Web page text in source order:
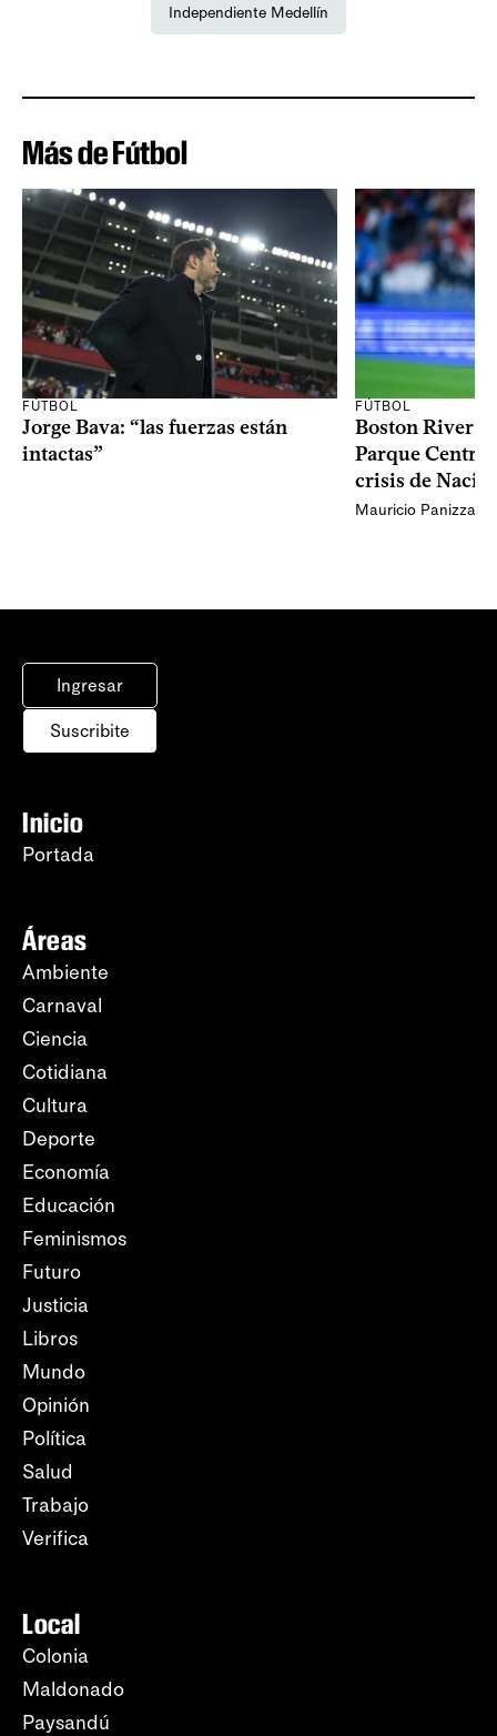
Independiente Medellín
Más de Fútbol
FÚTBOL
Jorge Bava: “las fuerzas están
intactas”
FÚTBOL
Boston River
Parque
crisis de
Mauricio Panizza
Ingresar
Suscribite
Inicio
Portada
Áreas
Ambiente
Carnaval
Ciencia
Cotidiana
Cultura
Deporte
Economía
Educación
Feminismos
Futuro
Justicia
Libros
Mundo
Opinión
Política
Salud
Trabajo
Verifica
Local
Colonia
Maldonado
Paysandú